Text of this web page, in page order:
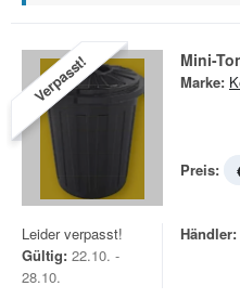
Verpasst! Mini-
Marke:
Preis:
Leider verpasst!
Gültig: 22.10. -
28.10.
Händler: